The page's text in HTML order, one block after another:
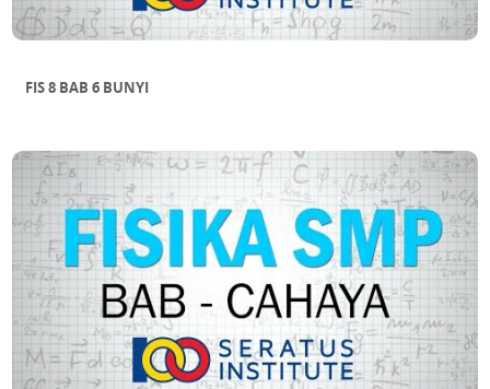
FIS 8 BAB 6 BUNYI